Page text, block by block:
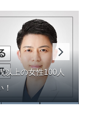
ンケート結果から
以上の女性100人
究が明かすイノ
果
髪を根本から強
経験者の生の声